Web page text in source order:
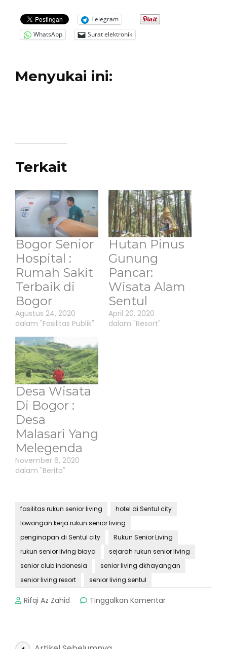
Telegram
WhatsApp
Surat elektronik
Menyukai ini:
Terkait
Bogor Senior
Hospital :
Rumah Sakit
Terbaik di
Bogor
Agustus 24, 2020
dalam "Fasilitas Publik"
Hutan Pinus
Gunung
Pancar:
Wisata Alam
Sentul
April 20, 2020
dalam "Resort"
Desa Wisata
Di Bogor :
Desa
Malasari Yang
Melegenda
November 6, 2020
dalam "Berita"
fasilitas rukun senior living
hotel di Sentul city
lowongan kerja rukun senior living
penginapan di Sentul city
Rukun Senior Living
rukun senior living biaya
sejarah rukun senior living
senior club indonesia
senior living dkhayangan
senior living resort
senior living sentul
Rifqi Az Zahid Tinggalkan Komentarpada